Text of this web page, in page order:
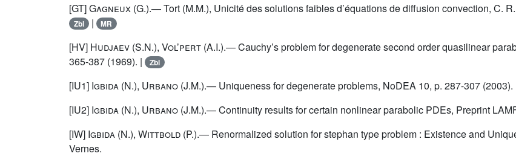
[GT]Gagneux (G.).— Tort (M.M.), Unicité des solutions faibles d’équations de diffusion convection, C.
Zbl | MR
[HV] Hudjaev (S.N.), Vol’pert (A.I.).— Cauchy’s problem for degenerate second order quasilinear
365-387 (1969). |
Zbl
[IU1] Igbida (N.), Urbano (J.M.).— Uniqueness for degenerate problems, NoDEA 10, p. 287-307 (2003).
[IU2] Igbida (N.), Urbano (J.M.).— Continuity results for certain nonlinear parabolic PDEs, Preprint
[IW] Igbida (N.), Wittbold (P.).— Renormalized solution for stephan type problem : Existence and
Vernes.